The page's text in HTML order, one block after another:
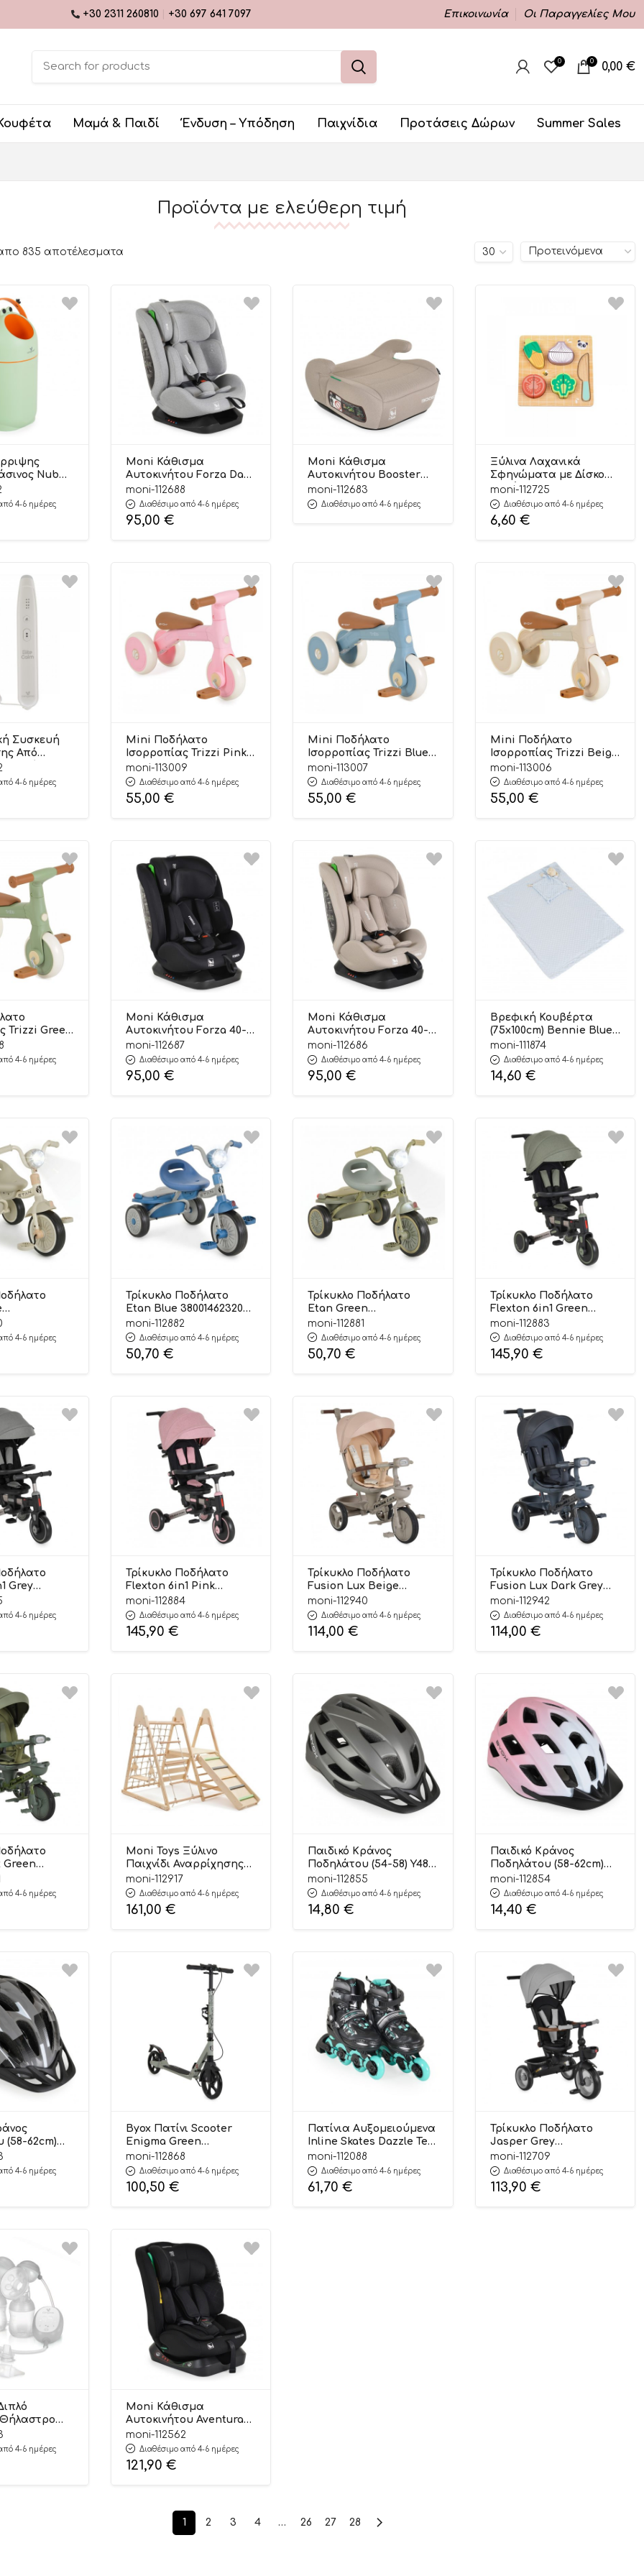
+30 2311 260810 +30 697 641 7097 Επικοινωνία Οι Παραγγελίες Μου
0 0 0,00 €
Μαμά & Παιδί Ένδυση – Υπόδηση Παιχνίδια Προτάσεις Δώρων Summer Sales
Προϊόντα με ελεύθερη τιμή
απο 835 αποτέλεσματα
Nubbi
Basket
–4-6 ημέρες
Moni Κάθισμα
Αυτοκινήτου Forza Dark
Grey 40-150cm
3801005153725
moni-112688
Διαθέσιμο από 4-6 ημέρες
95,00 €
Moni Κάθισμα
Αυτοκινήτου Booster
Boost Beige 125-150cm
3801005153749
moni-112683
Διαθέσιμο από 4-6 ημέρες
Ξύλινα Λαχανικά
Σφηνώματα με Δίσκο
Κοπής HP020
6976831551445 12m+ – Hi
Pando
moni-112725
Διαθέσιμο από 4-6 ημέρες
6,60 €
Συσκευή
Από
Εντόμων
4-6 ημέρες
Mini Ποδήλατο
Ισορροπίας Trizzi Pink
3801005300426 12m+ –
Byox
moni-113009
Διαθέσιμο από 4-6 ημέρες
55,00 €
Mini Ποδήλατο
Ισορροπίας Trizzi Blue
12m+ 3801005300433 –
Byox
moni-113007
Διαθέσιμο από 4-6 ημέρες
55,00 €
Mini Ποδήλατο
Ισορροπίας Trizzi Beige
12m+ 3801005300457 –
Byox
moni-113006
Διαθέσιμο από 4-6 ημέρες
55,00 €
Trizzi Green
–
4-6 ημέρες
Moni Κάθισμα
Αυτοκινήτου Forza 40-
150cm Black
3801005153701
moni-112687
Διαθέσιμο από 4-6 ημέρες
95,00 €
Moni Κάθισμα
Αυτοκινήτου Forza 40-
150cm Beige
3801005153718
moni-112686
Διαθέσιμο από 4-6 ημέρες
95,00 €
Bρεφική Κουβέρτα
(75x100cm) Bennie Blue
με Παιχνίδι
3800146271435 –
Cangaroo
moni-111874
Διαθέσιμο από 4-6 ημέρες
14,60 €
12m+ –
4-6 ημέρες
Τρίκυκλο Ποδήλατο
Etan Blue 3800146232061
12m+ – Byox
moni-112882
Διαθέσιμο από 4-6 ημέρες
50,70 €
Τρίκυκλο Ποδήλατο
Etan Green
3800146232047 12m+ –
Byox
moni-112881
Διαθέσιμο από 4-6 ημέρες
50,70 €
Τρίκυκλο Ποδήλατο
Flexton 6in1 Green
3800146232030 6m+ –
Byox
moni-112883
Διαθέσιμο από 4-6 ημέρες
145,90 €
Grey
6m+ –
4-6 ημέρες
Τρίκυκλο Ποδήλατο
Flexton 6in1 Pink
3800146232092 6m+ –
Byox
moni-112884
Διαθέσιμο από 4-6 ημέρες
145,90 €
Τρίκυκλο Ποδήλατο
Fusion Lux Beige
3800146232078 5m+ –
Byox
moni-112940
Διαθέσιμο από 4-6 ημέρες
114,00 €
Τρίκυκλο Ποδήλατο
Fusion Lux Dark Grey
3800146232108 5m+ –
Byox
moni-112942
Διαθέσιμο από 4-6 ημέρες
114,00 €
Green
5m+ – Byox
4-6 ημέρες
Moni Toys Ξύλινο
Παιχνίδι Αναρρίχησης
Little Gym Children`s
Play Center BPD773
3801005602919
moni-112917
Διαθέσιμο από 4-6 ημέρες
161,00 €
Παιδικό Κράνος
Ποδηλάτου (54-58) Y48
Grey 3801005300303 –
Byox
moni-112855
Διαθέσιμο από 4-6 ημέρες
14,80 €
Παιδικό Κράνος
Ποδηλάτου (58-62cm)
Y41 Pink 3801005300297 –
Byox
moni-112854
Διαθέσιμο από 4-6 ημέρες
14,40 €
(58-62cm)
– Byox
4-6 ημέρες
Byox Πατίνι Scooter
Enigma Green
3801005300167 8+
moni-112868
Διαθέσιμο από 4-6 ημέρες
100,50 €
Πατίνια Αυξομειούμενα
Inline Skates Dazzle Teal
L (38-41) 3800146229467 –
Byox
moni-112088
Διαθέσιμο από 4-6 ημέρες
61,70 €
Τρίκυκλο Ποδήλατο
Jasper Grey
3800146232023 – Byox
moni-112709
Διαθέσιμο από 4-6 ημέρες
113,90 €
Θήλαστρο
D254
4-6 ημέρες
Moni Κάθισμα
Αυτοκινήτου Aventura
40-150cm Black
3801005153633
moni-112562
Διαθέσιμο από 4-6 ημέρες
121,90 €
1 2 3 4 … 26 27 28